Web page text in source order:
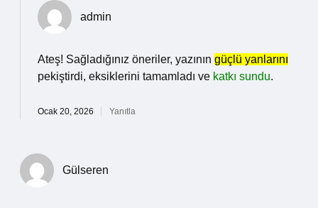
admin
Ateş! Sağladığınız öneriler, yazının güçlü yanlarını
pekiştirdi, eksiklerini tamamladı ve katkı sundu.
Ocak 20, 2026 Yanıtla
Gülseren